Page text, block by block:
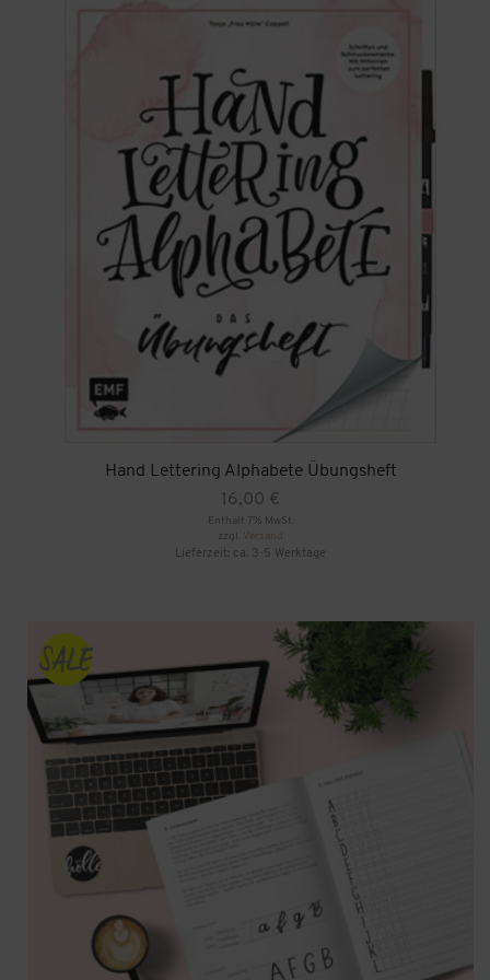
Hand Lettering Alphabete Übungsheft
16,00 €
Enthält 7% MwSt.
zzgl. Versand
Lieferzeit: ca. 3-5 Werktage